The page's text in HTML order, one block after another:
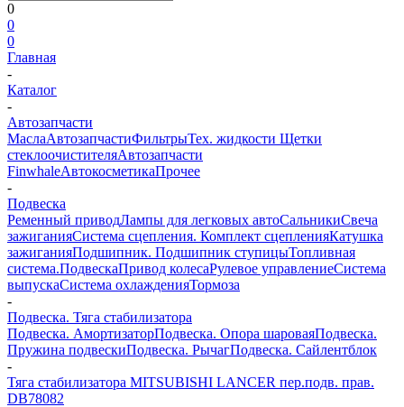
0
0
0
Главная
-
Каталог
-
Автозапчасти
МаслаАвтозапчастиФильтрыТех. жидкости Щетки
стеклоочистителяАвтозапчасти
FinwhaleАвтокосметикаПрочее
-
Подвеска
Ременный приводЛампы для легковых автоСальникиСвеча
зажиганияСистема сцепления. Комплект сцепленияКатушка
зажиганияПодшипник. Подшипник ступицыТопливная
система.ПодвескаПривод колесаРулевое управлениеСистема
выпускаСистема охлажденияТормоза
-
Подвеска. Тяга стабилизатора
Подвеска. АмортизаторПодвеска. Опора шароваяПодвеска.
Пружина подвескиПодвеска. РычагПодвеска. Сайлентблок
-
Тяга стабилизатора MITSUBISHI LANCER пер.подв. прав.
DB78082